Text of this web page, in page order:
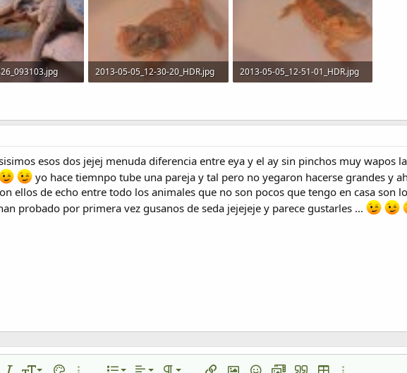
2013-05-05_12-30-20_HDR.jpg
2013-05-05_12-51-01_HDR.jpg
esos dos jejej menuda diferencia entre eya y el ay sin pinchos muy wapos
yo hace tiemnpo tube una pareja y tal pero no yegaron hacerse grandes y
ellos de echo entre todo los animales que no son pocos que tengo en casa son
probado por primera vez gusanos de seda jejejeje y parece gustarles ...